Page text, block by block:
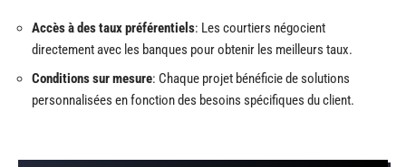
Accès à des taux préférentiels: Les courtiers négocient
directement avec les banques pour obtenir les meilleurs taux.
Conditions sur mesure: Chaque projet bénéficie de solutions
personnalisées en fonction des besoins spécifiques du client.